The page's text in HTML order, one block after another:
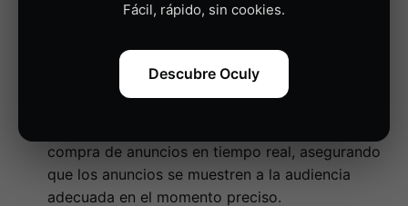
cliente, sino que también incrementa el retorno de
correctos lleguen a las personas adecuadas en el
momento oportuno.
compra de anuncios en tiempo real, asegurando
que los anuncios se muestren a la audiencia
adecuada en el momento preciso.
Fácil, rápido, sin cookies.
Descubre Oculy